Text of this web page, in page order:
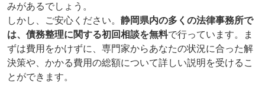
みがあるでしょう。
しかし、ご安心ください。 静岡県内の多くの法律事務所で
は、債務整理に関する初回相談を無料で行っています。ま
ずは費用をかけずに、専門家からあなたの状況に合った解
決策や、かかる費用の総額について詳しい説明を受けるこ
とができます。